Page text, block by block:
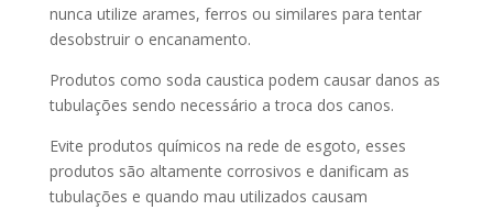
nunca utilize arames, ferros ou similares para tentar
desobstruir o encanamento.
Produtos como soda caustica podem causar danos as
tubulações sendo necessário a troca dos canos.
Evite produtos químicos na rede de esgoto, esses
produtos são altamente corrosivos e danificam as
tubulações e quando mau utilizados causam